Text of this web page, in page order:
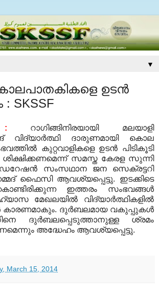
▼
ഉടന്‍
SKSSF
: റാഗിങ്ങിനിരയായി മലയാളി
വിദ്യാര്‍ത്ഥി ദാരുണമായി കൊല
കുറ്റവാളികളെ ഉടന്‍ പിടികൂടി
ശിക്ഷിക്കണമെന്ന് സമസ്ത കേരള സുന്നി
സംസഥാന ജന സെക്രട്ടറി
ഫൈസി ആവശ്യപ്പെട്ടു. ഇടക്കിടെ
ഇത്തരം സംഭവങ്ങള്‍
മേഖലയില്‍ വിദ്യാര്‍ത്ഥികളില്‍
കാരണമാകും. ദുര്‍ബലമായ വകുപ്പുകള്‍
ദുര്‍ബലപ്പെടുത്താനുള്ള ശ്രമം
അദ്ധേഹം ആവശ്യപ്പെട്ടു.
March 15, 2014